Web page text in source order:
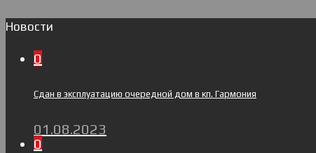
Новости
0
Сдан в эксплуатацию очередной дом в кп. Гармония
01.08.2023
0